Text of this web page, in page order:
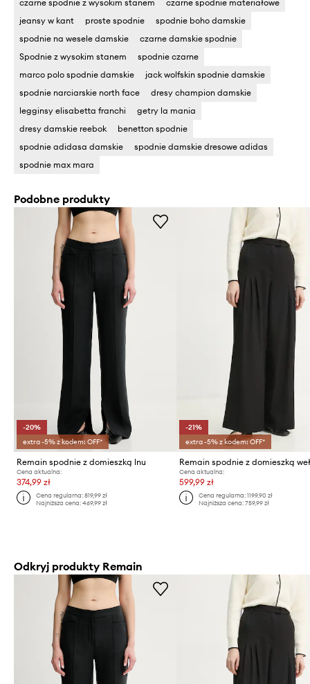
czarne spodnie z wysokim stanem
czarne spodnie materiałowe
jeansy w kant
proste spodnie
spodnie boho damskie
spodnie na wesele damskie
czarne damskie spodnie
Spodnie z wysokim stanem
spodnie czarne
marco polo spodnie damskie
jack wolfskin spodnie damskie
spodnie narciarskie north face
dresy champion damskie
legginsy elisabetta franchi
getry la mania
dresy damskie reebok
benetton spodnie
spodnie adidasa damskie
spodnie damskie dresowe adidas
spodnie max mara
Podobne produkty
-20%
extra -5% z kodem: OFF*
Remain spodnie z domieszką lnu
Cena aktualna:
374,99 zł
Cena regularna:819,99 zł
Najniższa cena:469,99 zł
-21%
extra -5% z kodem: OFF*
Remain spodnie z domieszką
Cena aktualna:
599,99 zł
Cena regularna: 1199,90 zł
Najniższa cena: 759,99 zł
Odkryj produkty Remain